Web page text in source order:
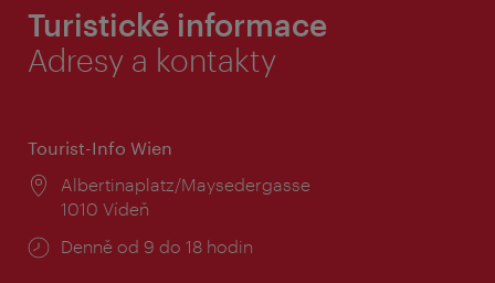
Turistické informace
Adresy a kontakty
Tourist-Info Wien
Místo:
Albertinaplatz/Maysedergasse
1010 Vídeň
Provozní
Denně od 9 do 18 hodin